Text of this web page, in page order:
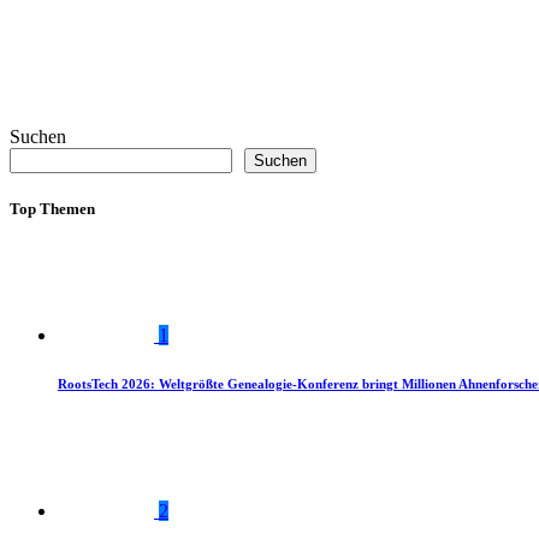
Suchen
Suchen
Top Themen
1
RootsTech 2026: Weltgrößte Genealogie-Konferenz bringt Millionen
2